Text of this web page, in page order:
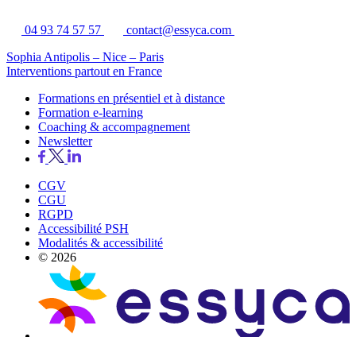
04 93 74 57 57
contact@essyca.com
Sophia Antipolis – Nice – Paris
Interventions partout en France
Formations en présentiel et à distance
Formation e-learning
Coaching & accompagnement
Newsletter
CGV
CGU
RGPD
Accessibilité PSH
Modalités & accessibilité
© 2026